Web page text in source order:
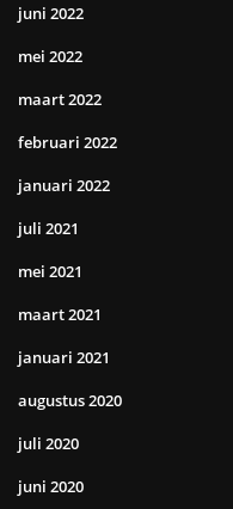
juni 2022
mei 2022
maart 2022
februari 2022
januari 2022
juli 2021
mei 2021
maart 2021
januari 2021
augustus 2020
juli 2020
juni 2020